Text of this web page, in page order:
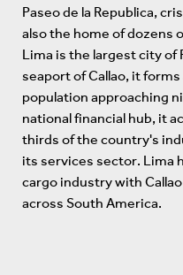
Paseo de la Republica,
also the home of dozens
Lima is the largest city
seaport of Callao, it
population approaching
national financial hub, it
thirds of the country's
its services sector. Lima
cargo industry with
across South America.